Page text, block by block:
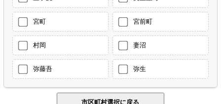
宮町 宮前町
村岡 妻沼
弥藤吾 弥生